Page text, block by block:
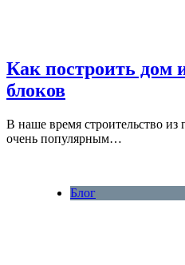
Как построить дом
блоков
В наше время строительство из
очень популярным…
Блог